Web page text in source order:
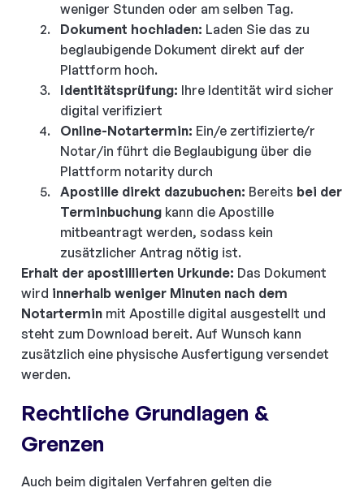
weniger Stunden oder am selben Tag.
Dokument hochladen: Laden Sie das zu
beglaubigende Dokument direkt auf der
Plattform hoch.
Identitätsprüfung: Ihre Identität wird sicher
digital verifiziert
Online-Notartermin: Ein/e zertifizierte/r
Notar/in führt die Beglaubigung über die
Plattform notarity durch
Apostille direkt dazubuchen: Bereits bei der
Terminbuchung kann die Apostille
mitbeantragt werden, sodass kein
zusätzlicher Antrag nötig ist.
Erhalt der apostillierten Urkunde: Das Dokument
wird innerhalb weniger Minuten nach dem
Notartermin mit Apostille digital ausgestellt und
steht zum Download bereit. Auf Wunsch kann
zusätzlich eine physische Ausfertigung versendet
werden.
Rechtliche Grundlagen &
Grenzen
Auch beim digitalen Verfahren gelten die